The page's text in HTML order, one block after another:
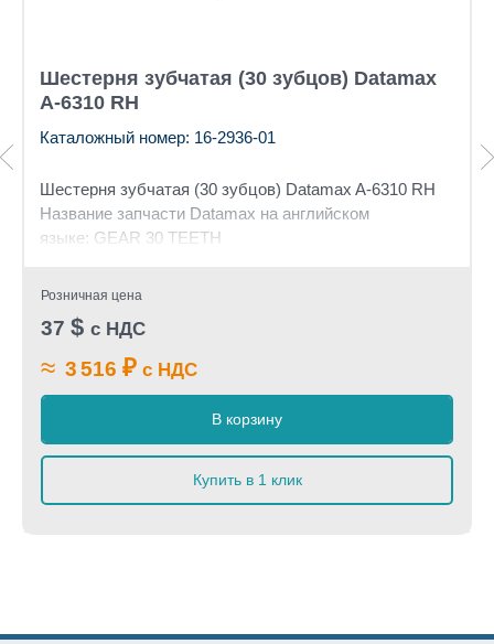
Шестерня зубчатая (30 зубцов) Datamax
A-6310 RH
Каталожный номер: 16-2936-01
Шестерня зубчатая (30 зубцов) Datamax A-6310 RH
Название запчасти Datamax на английском
языке: GEAR 30 TEETH
Розничная цена
37 $ с НДС
≈ 3 516 ₽ с НДС
В корзину
Купить в 1 клик